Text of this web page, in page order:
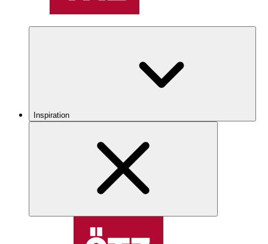
Inspiration